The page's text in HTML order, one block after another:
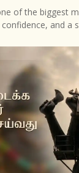
of the biggest
and a